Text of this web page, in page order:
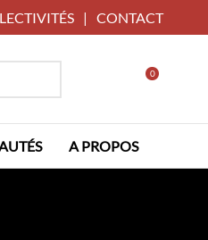
| CONTACT
0
A PROPOS